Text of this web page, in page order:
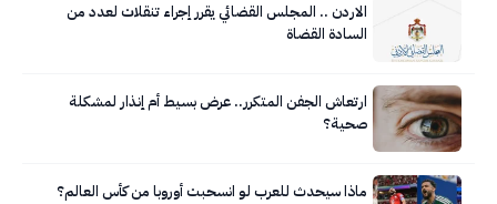
الاردن .. المجلس القضائي يقرر إجراء تنقلات لعدد من
السادة القضاة
ارتعاش الجفن المتكرر.. عرض بسيط أم إنذار لمشكلة
صحية؟
ماذا سيحدث للعرب لو انسحبت أوروبا من كأس العالم؟